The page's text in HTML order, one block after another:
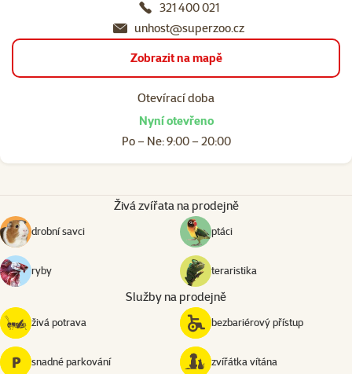
321 400 021
unhost@superzoo.cz
Zobrazit na mapě
Otevírací doba
Nyní otevřeno
Po – Ne: 9:00 – 20:00
Živá zvířata na prodejně
drobní savci ptáci
ryby teraristika
Služby na prodejně
živá potrava bezbariérový přístup
snadné parkování zvířátka vítána